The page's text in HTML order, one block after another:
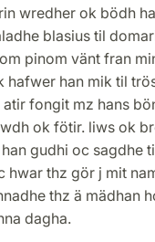
wredher ok bödh
blasius til
pinom vänt fran
han mik til
fongit mz hans
ok fötir. liws ok
gudhi oc sagdhe
hwar thz gör j mit
thz ä mädhan
dagha.